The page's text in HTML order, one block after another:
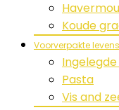
Koude
Voorverpakte
Pasta
Vis and